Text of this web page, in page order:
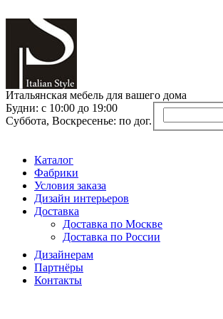
Итальянская мебель для вашего дома
Будни: с 10:00 до 19:00
Суббота, Воскресенье: по дог.
Каталог
Фабрики
Условия заказа
Дизайн интерьеров
Доставка
Доставка по Москве
Доставка по России
Дизайнерам
Партнёры
Контакты